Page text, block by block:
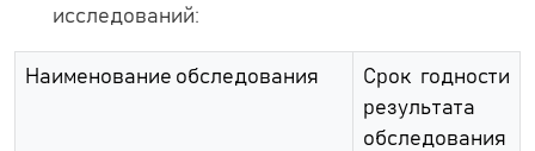
исследований:
Наименование обследования
Срок годности
результата
обследования